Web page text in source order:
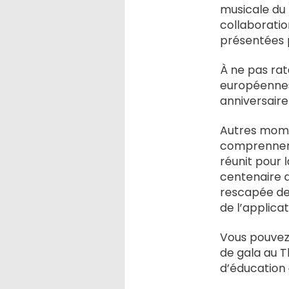
musicale
présentées
À ne pas
Autres
réunit pour
centenaire
rescapée
de
Vous
de gala au